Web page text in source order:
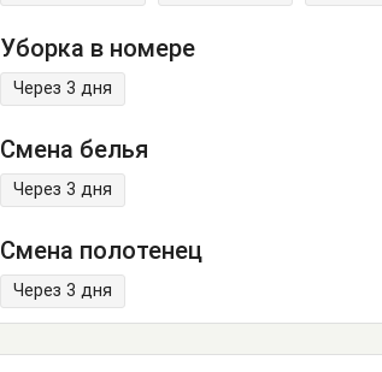
Уборка в номере
Через 3 дня
Смена белья
Через 3 дня
Смена полотенец
Через 3 дня